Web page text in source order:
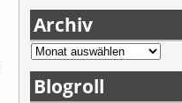
Archiv
Blogroll